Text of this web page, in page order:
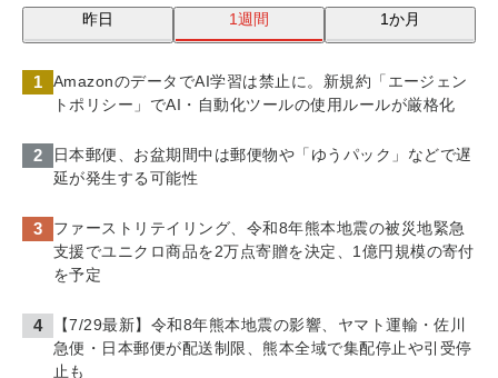
昨日 1週間 1か月
AmazonのデータでAI学習は禁止に。新規約「エージェン
トポリシー」でAI・自動化ツールの使用ルールが厳格化
日本郵便、お盆期間中は郵便物や「ゆうパック」などで遅
延が発生する可能性
ファーストリテイリング、令和8年熊本地震の被災地緊急
支援でユニクロ商品を2万点寄贈を決定、1億円規模の寄付
を予定
【7/29最新】令和8年熊本地震の影響、ヤマト運輸・佐川
急便・日本郵便が配送制限、熊本全域で集配停止や引受停
止も